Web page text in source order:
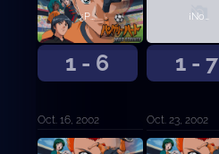
1 - 6
¿Por qué tienes que ser un delantero?
Oct. 16, 2002
1 - 7
¡No subestimes el fútbol! Parte 1
Oct. 23, 2002